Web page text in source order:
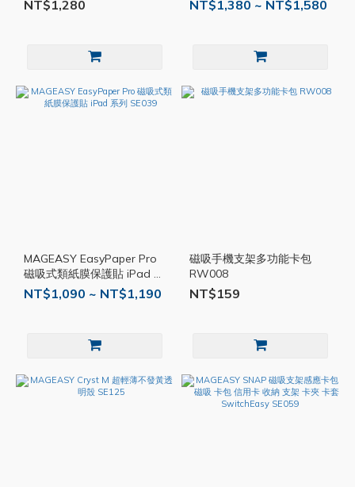
NT$1,280 NT$1,380 ~ NT$1,580
MAGEASY EasyPaper Pro
磁吸式類紙膜保護貼 iPad 系
列 SE039
NT$1,090 ~ NT$1,190
磁吸手機支架多功能卡包
RW008
NT$159